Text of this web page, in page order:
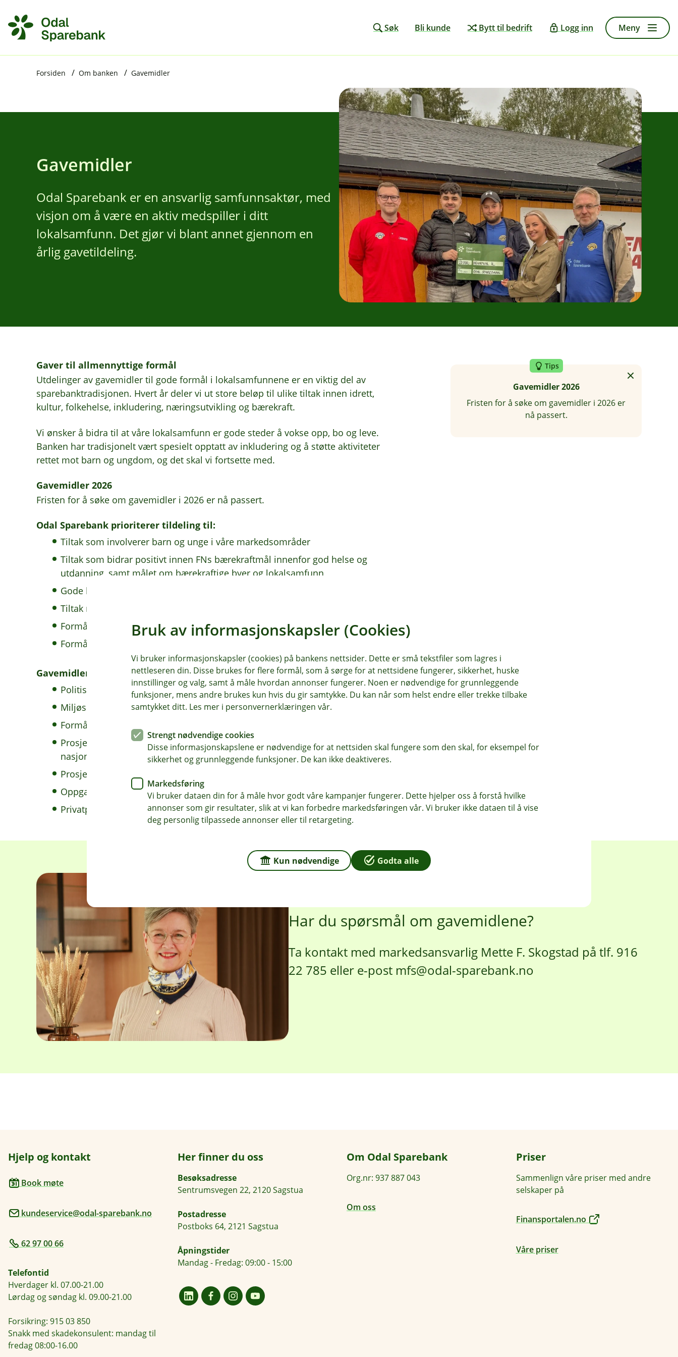
Søk Bli kunde Bytt til bedrift Logg inn Meny
Forsiden Om banken Gavemidler
Gavemidler
Odal Sparebank er en ansvarlig samfunnsaktør, med
visjon om å være en aktiv medspiller i ditt
lokalsamfunn. Det gjør vi blant annet gjennom en
årlig gavetildeling.
Gaver til allmennyttige formål
Utdelinger av gavemidler til gode formål i lokalsamfunnene er en viktig del av
sparebanktradisjonen. Hvert år deler vi ut store beløp til ulike tiltak innen idrett,
kultur, folkehelse, inkludering, næringsutvikling og bærekraft.
Vi ønsker å bidra til at våre lokalsamfunn er gode steder å vokse opp, bo og leve.
Banken har tradisjonelt vært spesielt opptatt av inkludering og å støtte aktiviteter
rettet mot barn og ungdom, og det skal vi fortsette med.
Gavemidler 2026
Fristen for å søke om gavemidler i 2026 er nå passert.
Odal Sparebank prioriterer tildeling til:
Tiltak som involverer barn og unge i våre markedsområder
Tiltak som bidrar positivt innen FNs bærekraftmål innenfor god helse og
utdanning, samt målet om bærekraftige byer og lokalsamfunn
Gode klima- og miljøtiltak
Tiltak med fokus på inkludering av alle
Formål som er innovative og skaper næringsutvikling
Formål som har verdi og nytte over tid
Gavemidler gis ikke til:
Politiske og religiøse organisasjoner
Miljøskadelige formål
Formål i strid med god forretningsskikk
Prosjekter som virker diskriminerende med hensyn til etnisitet eller
nasjonalitet
Prosjekter med uryddig økonomi eller uklar organisering
Oppgaver som i hovedsak tilligger det offentlige
Privatpersoner
Tips
Gavemidler 2026
Fristen for å søke om gavemidler i 2026 er
nå passert.
Har du spørsmål om gavemidlene?
Ta kontakt med markedsansvarlig Mette F. Skogstad på tlf. 916
22 785 eller e-post mfs@odal-sparebank.no
Hjelp og kontakt
Book møte
kundeservice@odal-sparebank.no
62 97 00 66
Telefontid
Hverdager kl. 07.00-21.00
Lørdag og søndag kl. 09.00-21.00
Forsikring: 915 03 850
Snakk med skadekonsulent: mandag til
fredag 08:00-16.00
Her finner du oss
Besøksadresse
Sentrumsvegen 22, 2120 Sagstua
Postadresse
Postboks 64, 2121 Sagstua
Åpningstider
Mandag - Fredag: 09:00 - 15:00
Om Odal Sparebank
Org.nr: 937 887 043
Om oss
Priser
Sammenlign våre priser med andre
selskaper på
Finansportalen.no
Våre priser
Bruk av informasjonskapsler (Cookies)
Vi bruker informasjonskapsler (cookies) på bankens nettsider. Dette er små tekstfiler som lagres i
nettleseren din. Disse brukes for flere formål, som å sørge for at nettsidene fungerer, sikkerhet, huske
innstillinger og valg, samt å måle hvordan annonser fungerer. Noen er nødvendige for grunnleggende
funksjoner, mens andre brukes kun hvis du gir samtykke. Du kan når som helst endre eller trekke tilbake
samtykket ditt. Les mer i personvernerklæringen vår.
Strengt nødvendige cookies
Disse informasjonskapslene er nødvendige for at nettsiden skal fungere som den skal, for eksempel for
sikkerhet og grunnleggende funksjoner. De kan ikke deaktiveres.
Markedsføring
Vi bruker dataen din for å måle hvor godt våre kampanjer fungerer. Dette hjelper oss å forstå hvilke
annonser som gir resultater, slik at vi kan forbedre markedsføringen vår. Vi bruker ikke dataen til å vise
deg personlig tilpassede annonser eller til retargeting.
Kun nødvendige Godta alle